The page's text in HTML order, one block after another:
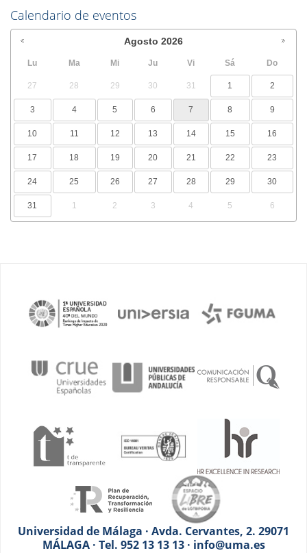
Calendario de eventos
Agosto 2026
Lu Ma Mi Ju Vi Sá Do
27 28 29 30 31 1 2
3 4 5 6 7 8 9
10 11 12 13 14 15 16
17 18 19 20 21 22 23
24 25 26 27 28 29 30
31 1 2 3 4 5 6
Universidad de Málaga · Avda. Cervantes, 2. 29071
MÁLAGA · Tel. 952 13 13 13 · info@uma.es